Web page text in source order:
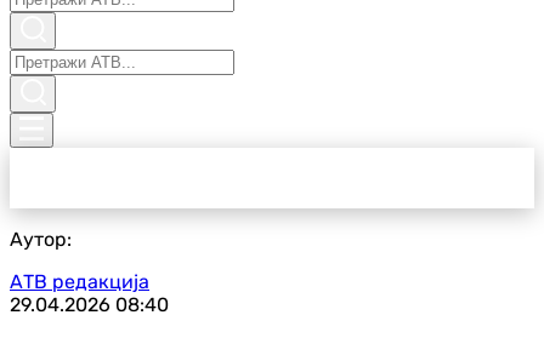
Аутор:
АТВ редакција
29.04.2026 08:40